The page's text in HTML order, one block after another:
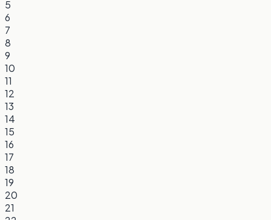
5
6
7
8
9
10
11
12
13
14
15
16
17
18
19
20
21